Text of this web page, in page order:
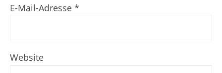
E-Mail-Adresse *
Website